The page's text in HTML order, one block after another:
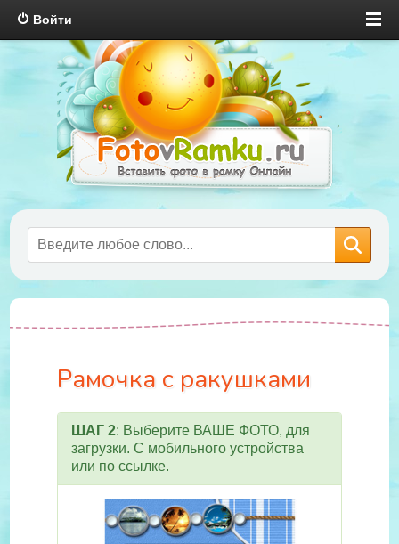
Войти
Рамочка с ракушками
ШАГ 2: Выберите ВАШЕ ФОТО, для
загрузки. С мобильного устройства
или по ссылке.